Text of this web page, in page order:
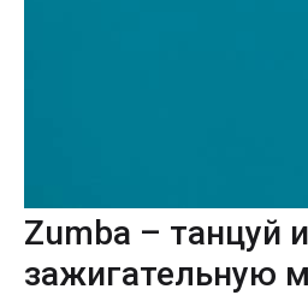
Zumba – танцуй
зажигательную